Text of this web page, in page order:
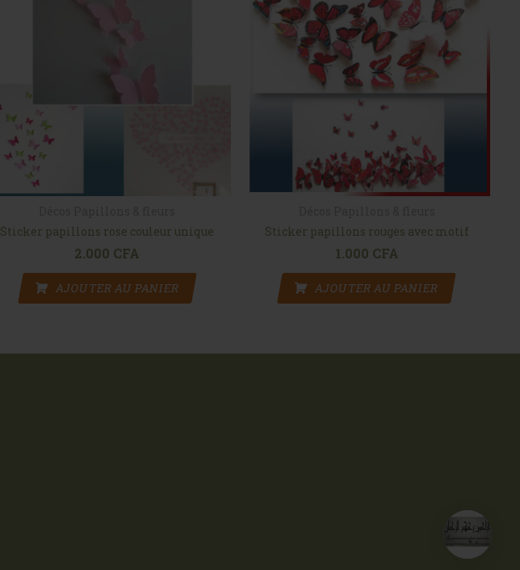
Sticker papillons rose couleur unique
2.000 CFA
AJOUTER AU PANIER
Sticker papillons rouges avec motif
1.000 CFA
AJOUTER AU PANIER